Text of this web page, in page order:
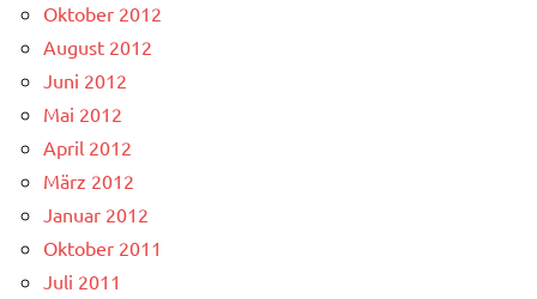
Oktober 2012
August 2012
Juni 2012
Mai 2012
April 2012
März 2012
Januar 2012
Oktober 2011
Juli 2011